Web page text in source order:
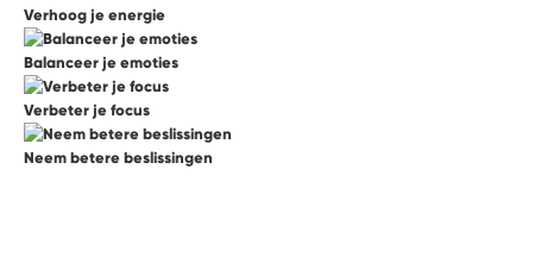
Verhoog je energie
Balanceer je emoties
Verbeter je focus
Neem betere beslissingen